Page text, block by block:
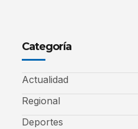
Categoría
Actualidad
Regional
Deportes